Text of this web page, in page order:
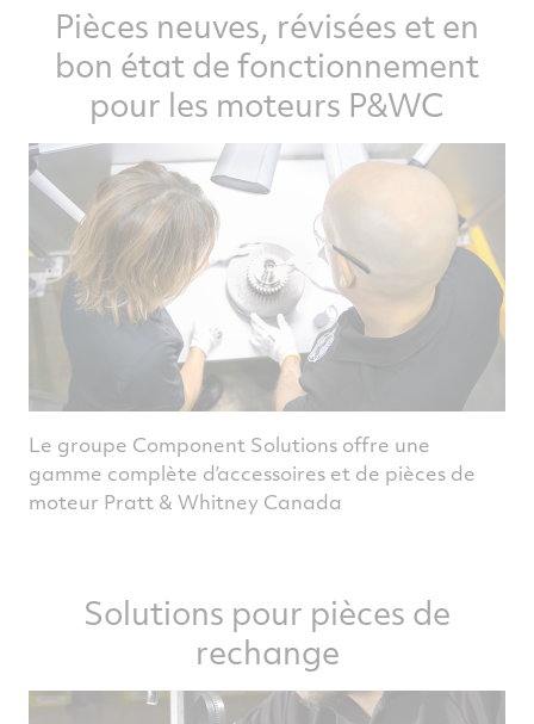
Pièces neuves, révisées et en
bon état de fonctionnement
pour les moteurs P&WC
Le groupe Component Solutions offre une
gamme complète d’accessoires et de pièces de
moteur Pratt & Whitney Canada
Solutions pour pièces de
rechange